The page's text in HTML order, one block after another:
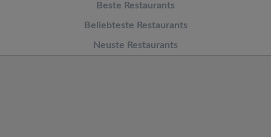
Beste Restaurants
Beliebteste Restaurants
Neuste Restaurants